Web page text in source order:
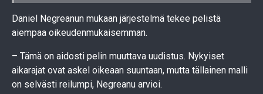
Daniel Negreanun mukaan järjestelmä tekee pelistä
aiempaa oikeudenmukaisemman.
– Tämä on aidosti pelin muuttava uudistus. Nykyiset
aikarajat ovat askel oikeaan suuntaan, mutta tällainen malli
on selvästi reilumpi, Negreanu arvioi.